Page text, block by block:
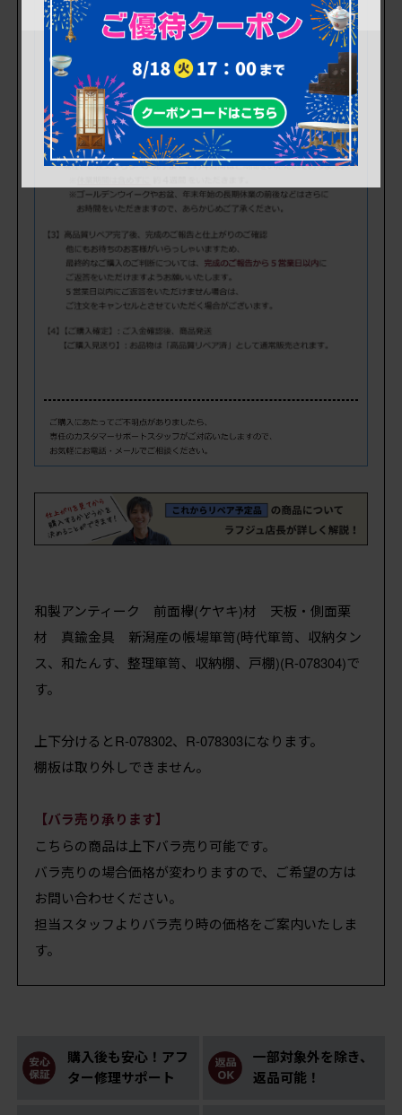
和製アンティーク 前面欅(ケヤキ)材 天板・側面栗
材 真鍮金具 新潟産の帳場箪笥(時代箪笥、収納タン
ス、和たんす、整理箪笥、収納棚、戸棚)(R-078304)で
す。
上下分けるとR-078302、R-078303になります。
棚板は取り外しできません。
【バラ売り承ります】
こちらの商品は上下バラ売り可能です。
バラ売りの場合価格が変わりますので、ご希望の方は
お問い合わせください。
担当スタッフよりバラ売り時の価格をご案内いたしま
す。
購入後も安心！アフ
ター修理サポート
一部対象外を除き、
返品可能！